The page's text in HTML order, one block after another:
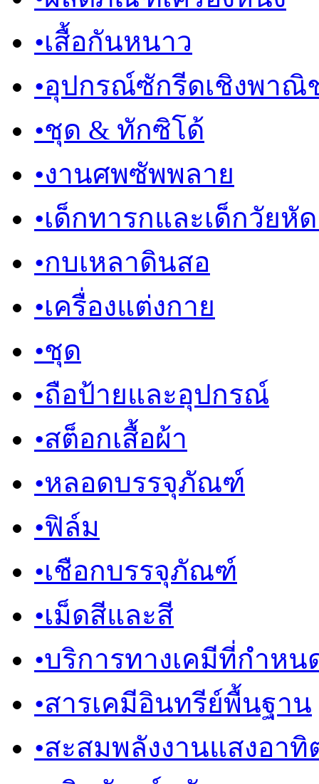
•เสื้อกันหนาว
•อุปกรณ์ซักรีดเชิงพาณิ
•ชุด & ทักซิโด้
•งานศพซัพพลาย
•เด็กทารกและเด็กวัยหั
•กบเหลาดินสอ
•เครื่องแต่งกาย
•ชุด
•ถือป้ายและอุปกรณ์
•สต็อกเสื้อผ้า
•หลอดบรรจุภัณฑ์
•ฟิล์ม
•เชือกบรรจุภัณฑ์
•เม็ดสีและสี
•บริการทางเคมีที่กำหน
•สารเคมีอินทรีย์พื้นฐาน
•สะสมพลังงานแสงอาทิ